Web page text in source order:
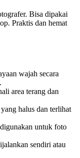
Bisa dipakai
Praktis dan hemat
wajah secara
area terang dan
halus dan terlihat
untuk foto
sendiri atau